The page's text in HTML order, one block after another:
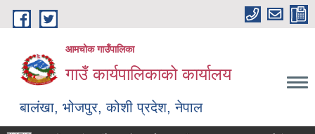
Skip to main content
आमचोक गाउँपालिका
गाउँ कार्यपालिकाको कार्यालय
बालंखा, भोजपुर, कोशी प्रदेश, नेपाल